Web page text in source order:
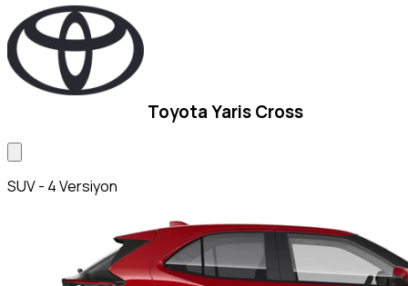
Toyota Yaris Cross
SUV - 4 Versiyon